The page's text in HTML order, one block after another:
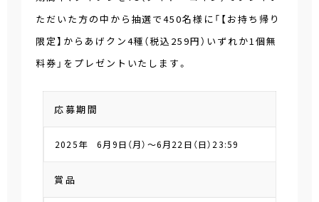
ただいた方の中から抽選で450名様に「【お持ち帰り
限定】からあげクン4種（税込259円）いずれか1個無
料券」をプレゼントいたします。
応募期間
2025年 6月9日（月）～6月22日（日）23:59
賞品